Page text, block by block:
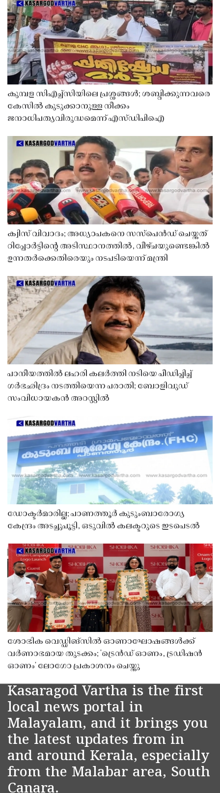
കുമ്പള സിഎച്ച്സിയിലെ പ്രശ്നങ്ങൾ; ശബ്ദിക്കുന്നവരെ
കേസിൽ കുടുക്കാനുള്ള നീക്കം
ജനാധിപത്യവിരുദ്ധമെന്ന് എസ്ഡിപിഐ
ക്വിസ് വിവാദം; അധ്യാപകനെ സസ്‌പെൻഡ് ചെയ്തത്
റിപ്പോർട്ടിൻ്റെ അടിസ്ഥാനത്തിൽ, വീഴ്ചയുണ്ടെങ്കിൽ
ഉന്നതർക്കെതിരെയും നടപടിയെന്ന് മന്ത്രി
പാനീയത്തിൽ ലഹരി കലർത്തി നടിയെ പീഡിപ്പിച്ച്
ഗർഭഛിദ്രം നടത്തിയെന്ന പരാതി; ബോളിവുഡ്
സംവിധായകൻ അറസ്റ്റിൽ
ഡോക്ടർമാരില്ല; പാണത്തൂർ കുടുംബാരോഗ്യ
കേന്ദ്രം അടച്ചുപൂട്ടി, ഒടുവിൽ കലക്ടറുടെ ഇടപെടൽ
ശോഭിക വെഡ്ഡിങ്സിൽ ഓണാഘോഷങ്ങൾക്ക്
വർണാഭമായ തുടക്കം; 'ട്രെൻഡ് ഓണം, ട്രഡിഷൻ
ഓണം' ലോഗോ പ്രകാശനം ചെയ്തു
Kasaragod Vartha is the first
local news portal in
Malayalam, and it brings you
the latest updates from in
and around Kerala, especially
from the Malabar area, South
Canara.